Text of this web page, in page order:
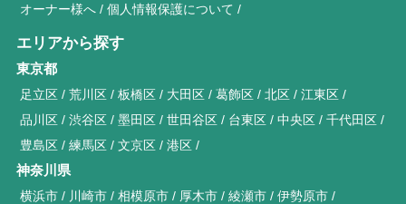
オーナー様へ
個人情報保護について
エリアから探す
東京都
足立区 荒川区 板橋区 大田区 葛飾区 北区
江東区
品川区
渋谷区 墨田区 世田谷区 台東区 中央区
千代田区
豊島区
練馬区 文京区 港区
神奈川県
横浜市 川崎市 相模原市 厚木市 綾瀬市
伊勢原市